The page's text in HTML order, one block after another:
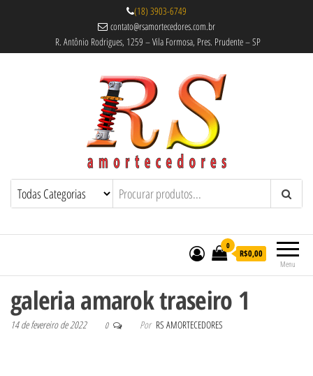
(18) 3903-6749
contato@rsamortecedores.com.br
R. Antônio Rodrigues, 1259 – Vila Formosa, Pres. Prudente – SP
Rs Amortecedores Recondicionados –
Suspensão e Molas
Amortecedores Recondicionados de
qualidade reconhecida.
Menu
0
R$0,00
galeria amarok traseiro 1
14 de fevereiro de 2022 0 Por RS AMORTECEDORES